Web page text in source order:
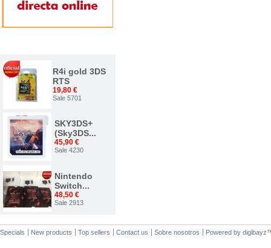
R4i gold 3DS
RTS
19,80 €
Sale 5701
SKY3DS+
(Sky3DS...
45,90 €
Sale 4230
Nintendo
Switch...
48,50 €
Sale 2913
Nuevo...
34,00 €
Specials New products Top sellers Contact us Sobre nosotros Powered by digibayz